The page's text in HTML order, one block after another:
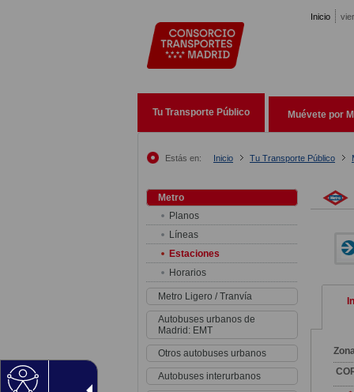
Inicio
Tu Transporte Público Muévete por
Estás en: Inicio Tu Transporte Público
Metro
Planos
Líneas
Estaciones
Horarios
Metro Ligero / Tranvía
Autobuses urbanos de
Madrid: EMT
Otros autobuses urbanos
Autobuses interurbanos